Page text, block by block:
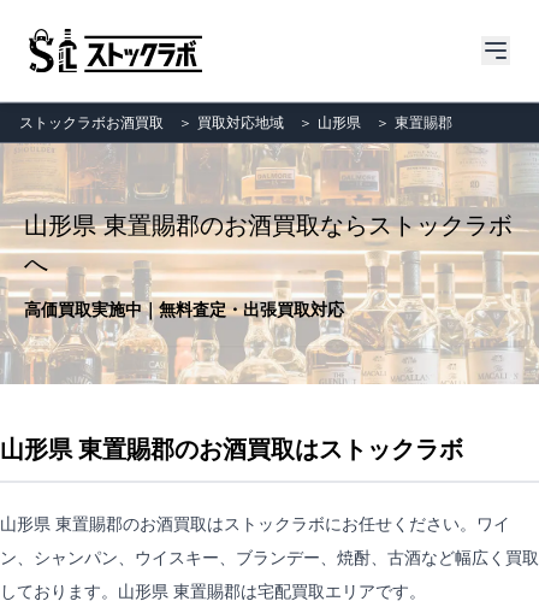
ストックラボお酒買取 ＞ 買取対応地域 ＞ 山形県 ＞ 東置賜郡
山形県 東置賜郡のお酒買取ならストックラボ
へ
高価買取実施中｜無料査定・出張買取対応
山形県 東置賜郡のお酒買取はストックラボ
山形県 東置賜郡のお酒買取はストックラボにお任せください。ワイ
ン、シャンパン、ウイスキー、ブランデー、焼酎、古酒など幅広く買取
しております。山形県 東置賜郡は宅配買取エリアです。